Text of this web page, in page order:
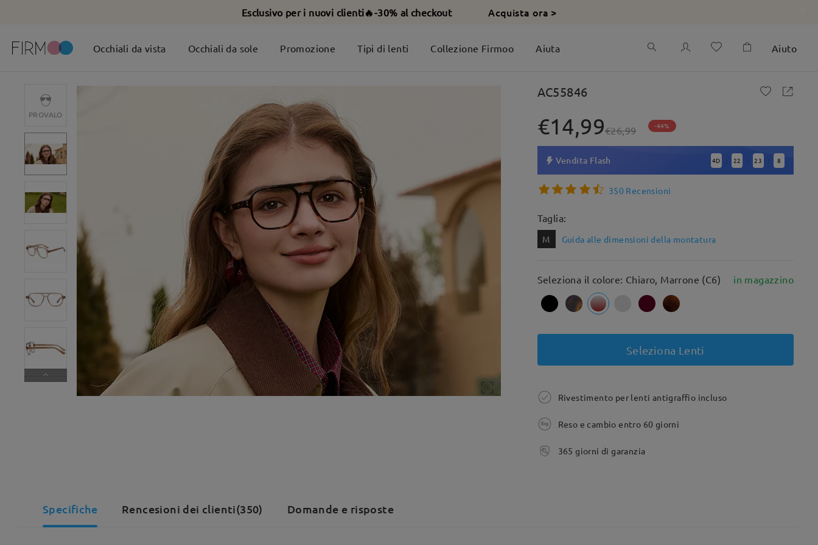
Esclusivo per i nuovi clienti🔥-30% al checkout Acquista ora >
Occhiali da vista Occhiali da sole Promozione Tipi di lenti Collezione Firmoo Aiuta Aiuto
PROVALO
AC55846
€14,99€26,99 -44%
Vendita Flash 4D : 22 : 23 : 7
350 Recensioni
Taglia:
M Guida alle dimensioni della montatura
Seleziona il colore: Chiaro, Marrone (C6) in magazzino
Seleziona Lenti
Rivestimento per lenti antigraffio incluso
Reso e cambio entro 60 giorni
365 giorni di garanzia
Specifiche Rencesioni dei clienti(350) Domande e risposte